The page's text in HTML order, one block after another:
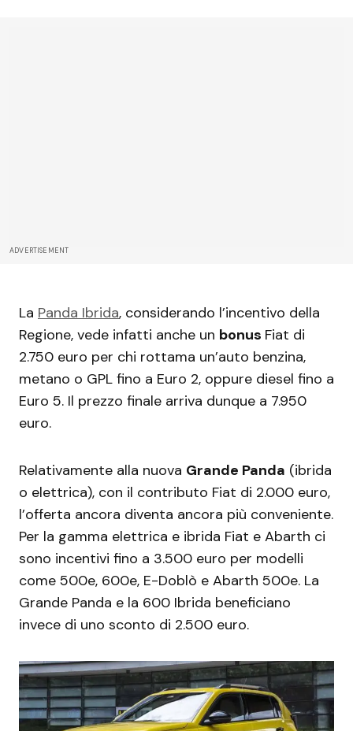
ADVERTISEMENT
La Panda Ibrida, considerando l’incentivo della
Regione, vede infatti anche un bonus Fiat di
2.750 euro per chi rottama un’auto benzina,
metano o GPL fino a Euro 2, oppure diesel fino a
Euro 5. Il prezzo finale arriva dunque a 7.950
euro.
Relativamente alla nuova Grande Panda (ibrida
o elettrica), con il contributo Fiat di 2.000 euro,
l’offerta ancora diventa ancora più conveniente.
Per la gamma elettrica e ibrida Fiat e Abarth ci
sono incentivi fino a 3.500 euro per modelli
come 500e, 600e, E-Doblò e Abarth 500e. La
Grande Panda e la 600 Ibrida beneficiano
invece di uno sconto di 2.500 euro.